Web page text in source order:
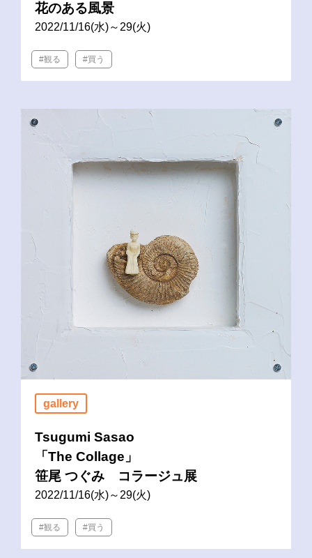
花のある風景
2022/11/16(水)～29(火)
#観る #買う
gallery
Tsugumi Sasao
「The Collage」
笹尾 つぐみ コラージュ展
2022/11/16(水)～29(火)
#観る #買う